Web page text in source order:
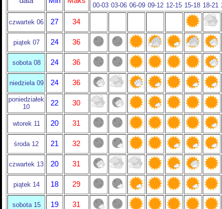
00-03 03-06 06-09 09-12 12-15 15-18 18-21
czwartek 06 27 34
piątek 07 24 36
sobota 08 24 36
niedziela 09 24 36
poniedziałek
10
22 30
wtorek 11 20 31
środa 12 21 32
czwartek 13 20 31
piątek 14 18 29
sobota 15 19
31